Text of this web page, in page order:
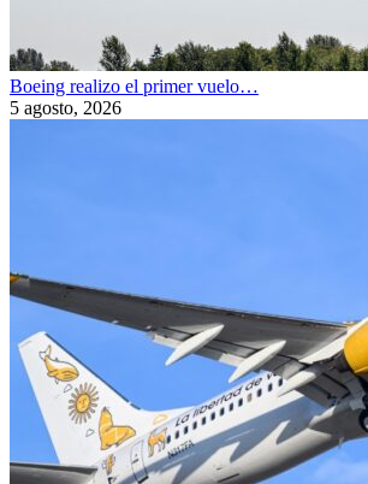
Boeing realizo el primer vuelo…
5 agosto, 2026